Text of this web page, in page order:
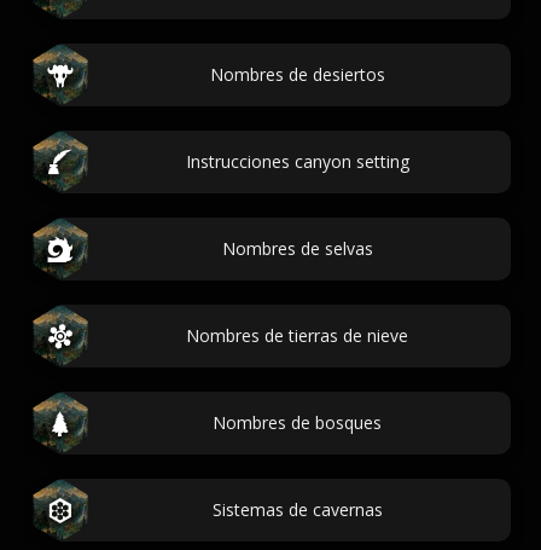
Nombres de desiertos
Instrucciones canyon setting
Nombres de selvas
Nombres de tierras de nieve
Nombres de bosques
Sistemas de cavernas